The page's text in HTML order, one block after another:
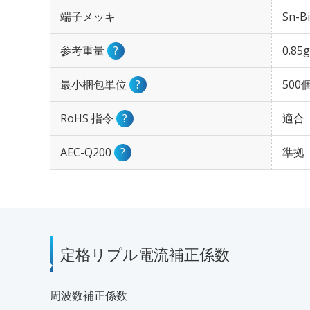
端子メッキ Sn-Bi
参考重量 ? 0.85g
最小梱包単位 ? 500
RoHS 指令 ? 適合
AEC-Q200 ? 準拠
定格リプル電流補正係数
周波数補正係数